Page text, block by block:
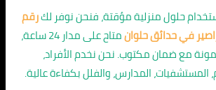
حلول منزلية مؤقتة، فنحن نوفر لكرقم
في حدائق حلوان
متاح على مدار 24 ساعة،
مع ضمان مكتوب. نحن نخدم الأفراد،
المدارس، والفلل بكفاءة عالية.